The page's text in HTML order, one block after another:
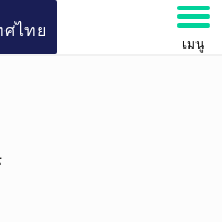
ศไทย
เมนู